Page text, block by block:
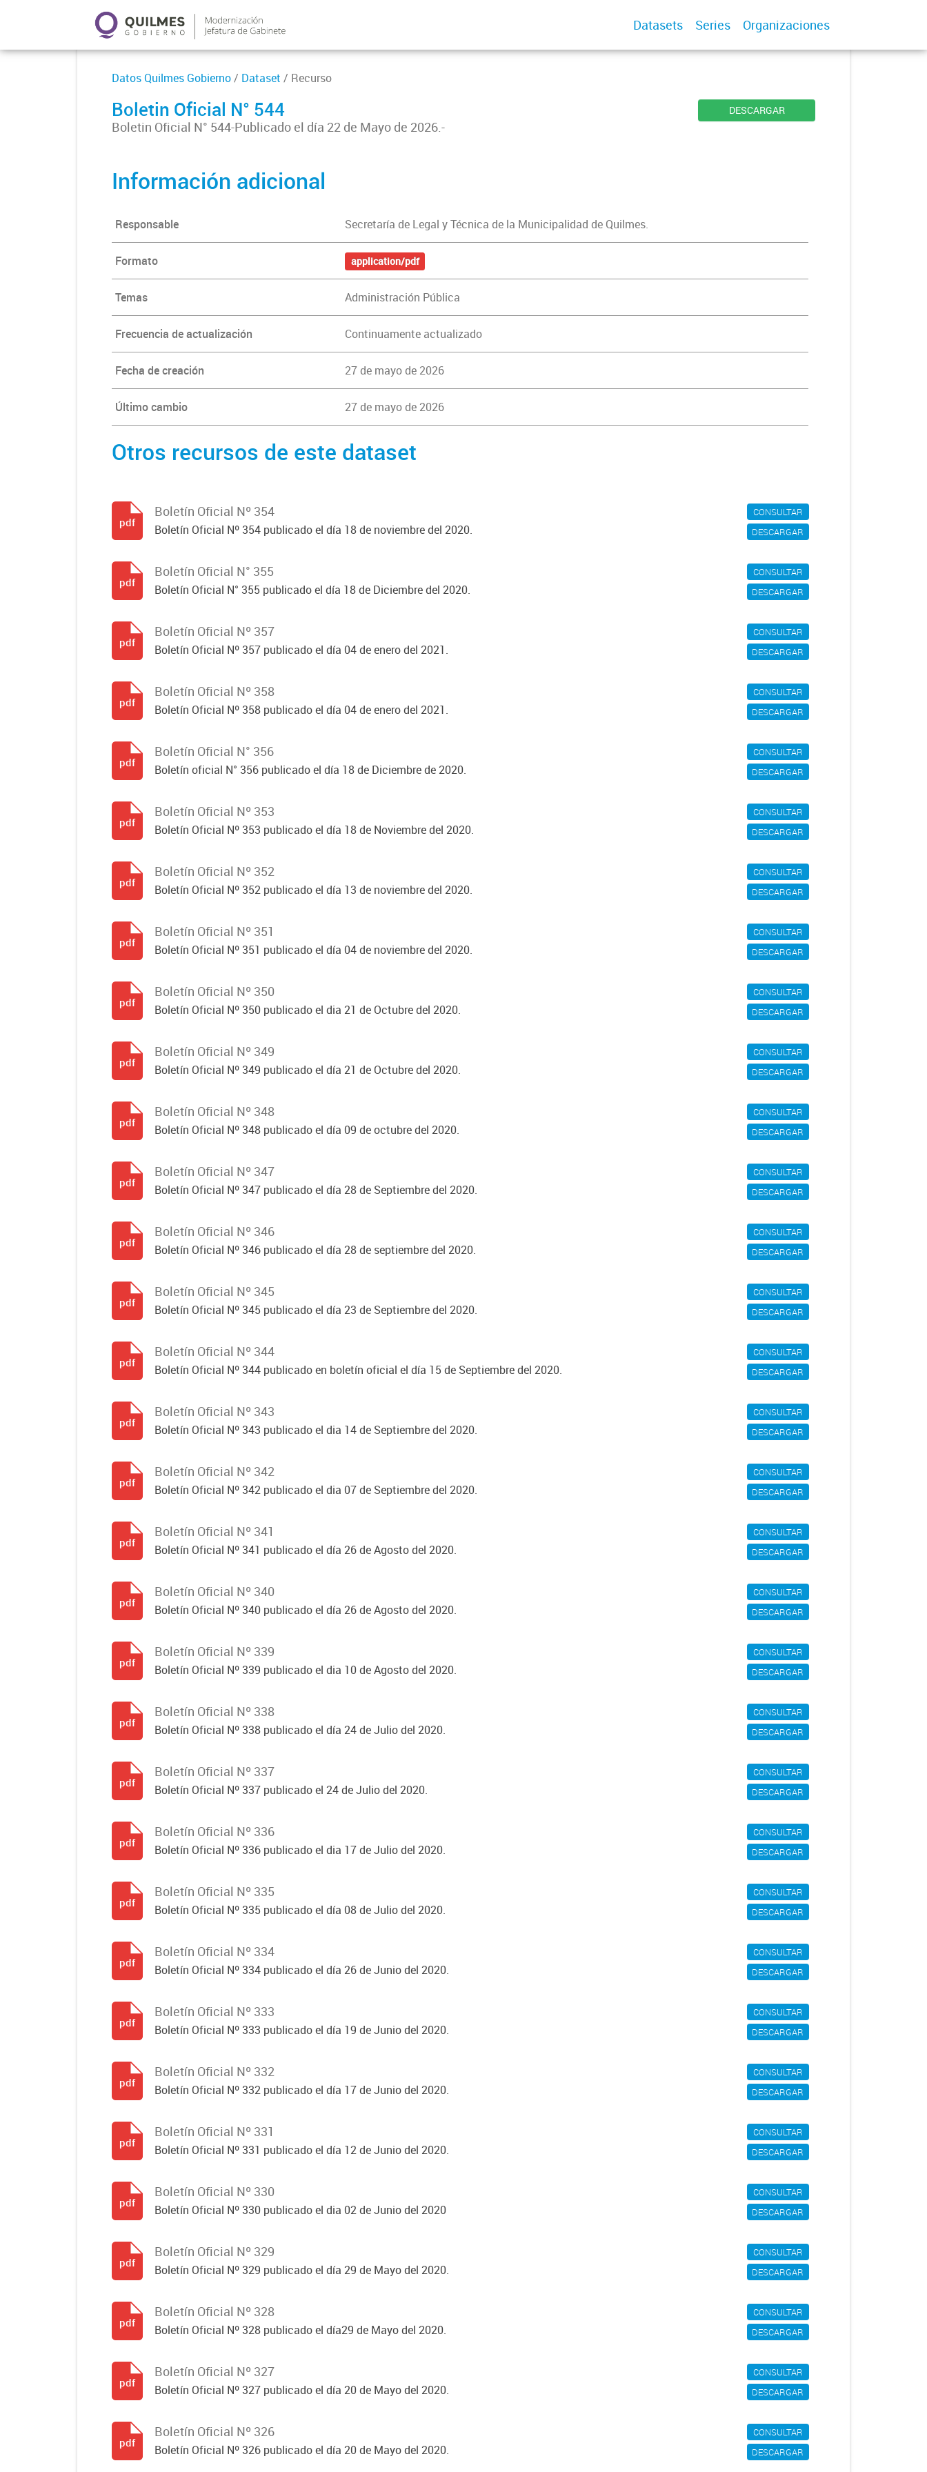
Datasets Series Organizaciones
Datos Quilmes Gobierno/ Dataset / Recurso
Boletin Oficial N° 544
Boletin Oficial N° 544-Publicado el día 22 de Mayo de 2026.-
DESCARGAR
Información adicional
Responsable Secretaría de Legal y Técnica de la Municipalidad de Quilmes.
Formato application/pdf
Temas Administración Pública
Frecuencia de actualización Continuamente actualizado
Fecha de creación 27 de mayo de 2026
Último cambio 27 de mayo de 2026
Otros recursos de este dataset
CONSULTAR
DESCARGAR
Boletín Oficial Nº 354
Boletín Oficial Nº 354 publicado el día 18 de noviembre del 2020.
pdf
CONSULTAR
DESCARGAR
Boletín Oficial N° 355
Boletín Oficial N° 355 publicado el día 18 de Diciembre del 2020.
pdf
CONSULTAR
DESCARGAR
Boletín Oficial Nº 357
Boletín Oficial Nº 357 publicado el día 04 de enero del 2021.
pdf
CONSULTAR
DESCARGAR
Boletín Oficial Nº 358
Boletín Oficial Nº 358 publicado el día 04 de enero del 2021.
pdf
CONSULTAR
DESCARGAR
Boletín Oficial N° 356
Boletín oficial N° 356 publicado el día 18 de Diciembre de 2020.
pdf
CONSULTAR
DESCARGAR
Boletín Oficial Nº 353
Boletín Oficial Nº 353 publicado el día 18 de Noviembre del 2020.
pdf
CONSULTAR
DESCARGAR
Boletín Oficial Nº 352
Boletín Oficial Nº 352 publicado el día 13 de noviembre del 2020.
pdf
CONSULTAR
DESCARGAR
Boletín Oficial Nº 351
Boletín Oficial Nº 351 publicado el día 04 de noviembre del 2020.
pdf
CONSULTAR
DESCARGAR
Boletín Oficial Nº 350
Boletín Oficial Nº 350 publicado el dia 21 de Octubre del 2020.
pdf
CONSULTAR
DESCARGAR
Boletín Oficial Nº 349
Boletín Oficial Nº 349 publicado el día 21 de Octubre del 2020.
pdf
CONSULTAR
DESCARGAR
Boletín Oficial Nº 348
Boletín Oficial Nº 348 publicado el día 09 de octubre del 2020.
pdf
CONSULTAR
DESCARGAR
Boletín Oficial Nº 347
Boletín Oficial Nº 347 publicado el día 28 de Septiembre del 2020.
pdf
CONSULTAR
DESCARGAR
Boletín Oficial Nº 346
Boletín Oficial Nº 346 publicado el día 28 de septiembre del 2020.
pdf
CONSULTAR
DESCARGAR
Boletín Oficial Nº 345
Boletín Oficial Nº 345 publicado el día 23 de Septiembre del 2020.
pdf
CONSULTAR
DESCARGAR
Boletín Oficial Nº 344
Boletín Oficial Nº 344 publicado en boletín oficial el día 15 de Septiembre del 2020.
pdf
CONSULTAR
DESCARGAR
Boletín Oficial Nº 343
Boletín Oficial Nº 343 publicado el dia 14 de Septiembre del 2020.
pdf
CONSULTAR
DESCARGAR
Boletín Oficial Nº 342
Boletín Oficial Nº 342 publicado el dia 07 de Septiembre del 2020.
pdf
CONSULTAR
DESCARGAR
Boletín Oficial Nº 341
Boletín Oficial Nº 341 publicado el día 26 de Agosto del 2020.
pdf
CONSULTAR
DESCARGAR
Boletín Oficial Nº 340
Boletín Oficial Nº 340 publicado el día 26 de Agosto del 2020.
pdf
CONSULTAR
DESCARGAR
Boletín Oficial Nº 339
Boletín Oficial Nº 339 publicado el dia 10 de Agosto del 2020.
pdf
CONSULTAR
DESCARGAR
Boletín Oficial Nº 338
Boletín Oficial Nº 338 publicado el día 24 de Julio del 2020.
pdf
CONSULTAR
DESCARGAR
Boletín Oficial Nº 337
Boletín Oficial Nº 337 publicado el 24 de Julio del 2020.
pdf
CONSULTAR
DESCARGAR
Boletín Oficial Nº 336
Boletín Oficial Nº 336 publicado el dia 17 de Julio del 2020.
pdf
CONSULTAR
DESCARGAR
Boletín Oficial Nº 335
Boletín Oficial Nº 335 publicado el día 08 de Julio del 2020.
pdf
CONSULTAR
DESCARGAR
Boletín Oficial Nº 334
Boletín Oficial Nº 334 publicado el día 26 de Junio del 2020.
pdf
CONSULTAR
DESCARGAR
Boletín Oficial Nº 333
Boletín Oficial Nº 333 publicado el día 19 de Junio del 2020.
pdf
CONSULTAR
DESCARGAR
Boletín Oficial Nº 332
Boletín Oficial Nº 332 publicado el día 17 de Junio del 2020.
pdf
CONSULTAR
DESCARGAR
Boletín Oficial Nº 331
Boletín Oficial Nº 331 publicado el día 12 de Junio del 2020.
pdf
CONSULTAR
DESCARGAR
Boletín Oficial Nº 330
Boletín Oficial Nº 330 publicado el dia 02 de Junio del 2020
pdf
CONSULTAR
DESCARGAR
Boletín Oficial Nº 329
Boletín Oficial Nº 329 publicado el día 29 de Mayo del 2020.
pdf
CONSULTAR
DESCARGAR
Boletín Oficial Nº 328
Boletín Oficial Nº 328 publicado el día29 de Mayo del 2020.
pdf
CONSULTAR
DESCARGAR
Boletín Oficial Nº 327
Boletín Oficial Nº 327 publicado el día 20 de Mayo del 2020.
pdf
CONSULTAR
DESCARGAR
Boletín Oficial Nº 326
Boletín Oficial Nº 326 publicado el día 20 de Mayo del 2020.
pdf